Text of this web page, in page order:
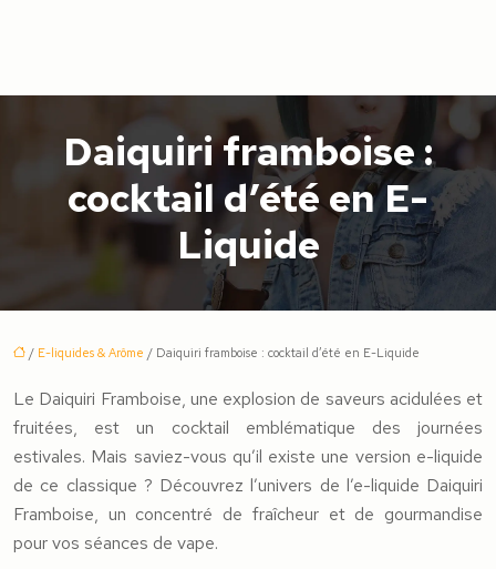
Daiquiri framboise :
cocktail d’été en E-
Liquide
/ E-liquides & Arôme / Daiquiri framboise : cocktail d’été en E-Liquide
Le Daiquiri Framboise, une explosion de saveurs acidulées et
fruitées, est un cocktail emblématique des journées
estivales. Mais saviez-vous qu’il existe une version e-liquide
de ce classique ? Découvrez l’univers de l’e-liquide Daiquiri
Framboise, un concentré de fraîcheur et de gourmandise
pour vos séances de vape.